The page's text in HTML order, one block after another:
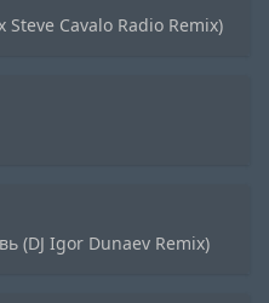
Cavalo Radio Remix)
(DJ Igor Dunaev Remix)